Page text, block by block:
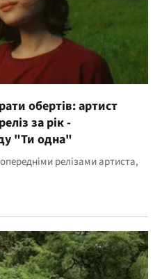
обертів: артист
за рік -
"Ти одна"
релізами артиста,